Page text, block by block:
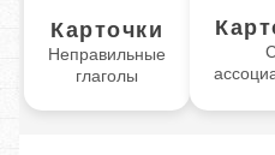
Карточки
Неправильные
глаголы